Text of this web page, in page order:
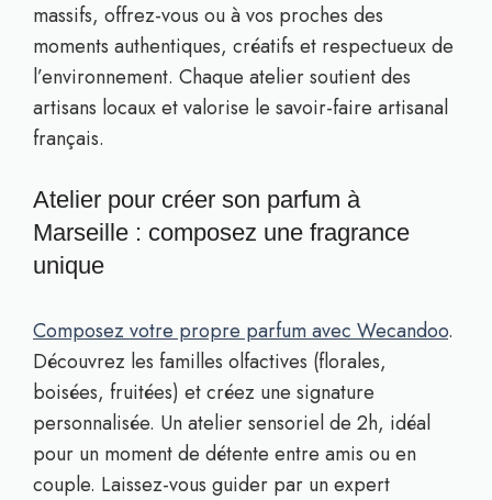
massifs, offrez-vous ou à vos proches des
moments authentiques, créatifs et respectueux de
l’environnement. Chaque atelier soutient des
artisans locaux et valorise le savoir-faire artisanal
français.
Atelier pour créer son parfum à
Marseille : composez une fragrance
unique
Composez votre propre parfum avec Wecandoo.
Découvrez les familles olfactives (florales,
boisées, fruitées) et créez une signature
personnalisée. Un atelier sensoriel de 2h, idéal
pour un moment de détente entre amis ou en
couple. Laissez-vous guider par un expert